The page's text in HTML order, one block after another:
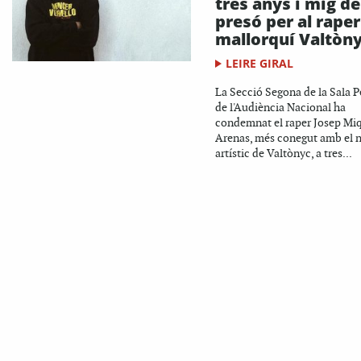
presó per al raper
mallorquí
LEIRE GIRAL
La Secció Segona de la Sala
de l'Audiència Nacional ha
condemnat el raper Josep
Arenas, més conegut amb el
artístic de Valtònyc, a tres...